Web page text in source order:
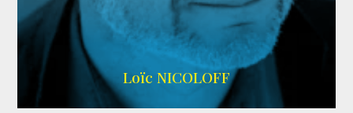
Wikipedia
Loïc NICOLOFF